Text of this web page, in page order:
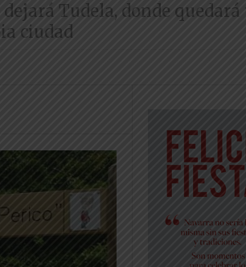
Tudela, donde
ciudad